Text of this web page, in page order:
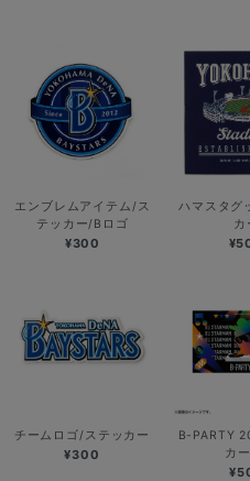
エンブレムアイテム/ス
テッカー/Bロゴ
¥300
ハマスタグ
カ
チームロゴ/ステッカー
¥300
B-PARTY
カ